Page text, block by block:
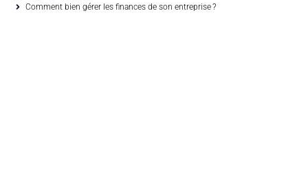
Comment bien gérer les finances de son entreprise ?